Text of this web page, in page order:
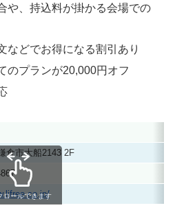
や、持込料が掛かる会場での
などでお得になる割引あり
のプランが20,000円オフ
倉市大船2143 2F
ロールできます